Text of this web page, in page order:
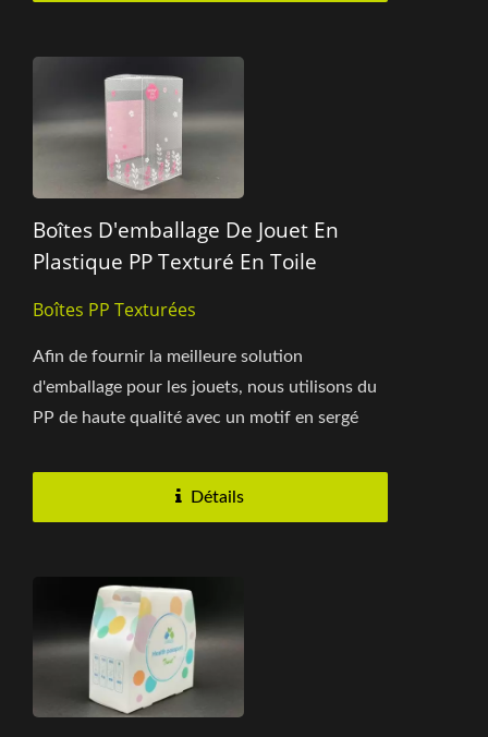
Boîtes D'emballage De Jouet En
Plastique PP Texturé En Toile
Boîtes PP Texturées
Afin de fournir la meilleure solution
d'emballage pour les jouets, nous utilisons du
PP de haute qualité avec un motif en sergé
Détails